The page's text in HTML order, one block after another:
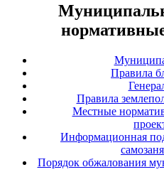
Правила
Правила
Местные
Информационная
Порядок обжалования